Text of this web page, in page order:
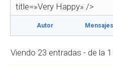
title=»Very Happy» />
Autor Mensajes
Viendo 23 entradas - de la